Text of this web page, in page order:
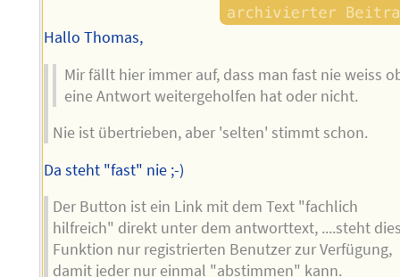
Hallo Thomas,
Mir fällt hier immer auf, dass man fast nie weiss
eine Antwort weitergeholfen hat oder nicht.
Nie ist übertrieben, aber 'selten' stimmt schon.
Da steht "fast" nie ;-)
Der Button ist ein Link mit dem Text "fachlich
hilfreich" direkt unter dem antworttext, ....steht
Funktion nur registrierten Benutzer zur Verfügung,
damit jeder nur einmal "abstimmen" kann.